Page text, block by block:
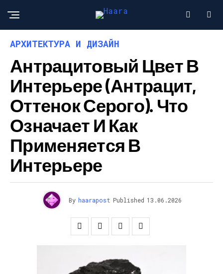
АРХИТЕКТУРА И ДИЗАЙН
Антрацитовый Цвет В
Интерьере (антрацит,
Оттенок Серого). Что
Означает И Как
Применяется В
Интерьере
By haarapost Published 13.06.2026